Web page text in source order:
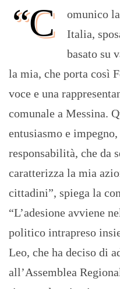
“C
omunico
Italia,
basato su
la mia, che porta così
voce e una
comunale a Messina.
entusiasmo e
responsabilità, che da
caratterizza la mia
cittadini”, spiega la
“L’adesione avviene
politico intrapreso
Leo, che ha deciso di
all’Assemblea